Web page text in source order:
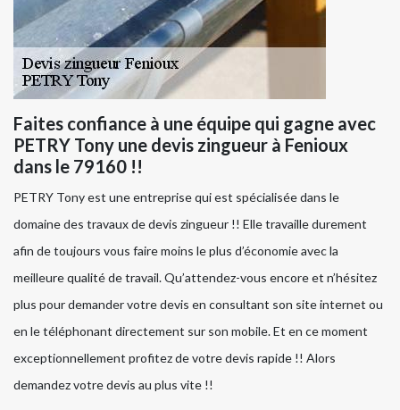
Faites confiance à une équipe qui gagne avec
PETRY Tony une devis zingueur à Fenioux
dans le 79160 !!
PETRY Tony est une entreprise qui est spécialisée dans le
domaine des travaux de devis zingueur !! Elle travaille durement
afin de toujours vous faire moins le plus d’économie avec la
meilleure qualité de travail. Qu’attendez-vous encore et n’hésitez
plus pour demander votre devis en consultant son site internet ou
en le téléphonant directement sur son mobile. Et en ce moment
exceptionnellement profitez de votre devis rapide !! Alors
demandez votre devis au plus vite !!